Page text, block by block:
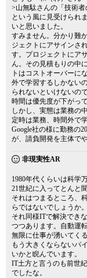
>山無駄さんの「技術
という風に見受けられ
いと思いました。
すみません。分かり難
ジェクトにアサインさ
す。プロジェクトにア
ん。その見積もりの中
トはコストオーバーに
外で学習するしかない
られないといけないの
時間は優先度が下がっ
しかし、実態は業務の
定時は業務、時間外で
Google社の様に勤務の
が、請負開発を主体で
非現実性AR
1980年代くらいは科学
21世紀に入ってとんと
それはつまるところ、
らではないでしょうか。
それ同様ITで解決でき
つつあります。自動運
無限に仕事が湧いてく
もう大きくならないパ
いかと睨んでいます。
IT土方と言うのも前世
でしたな。